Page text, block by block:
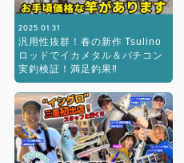
2025.01.31
汎用性抜群！春の新作 Tsulino
ロッドでイカメタル＆バチコン
実釣検証！満足釣果‼︎